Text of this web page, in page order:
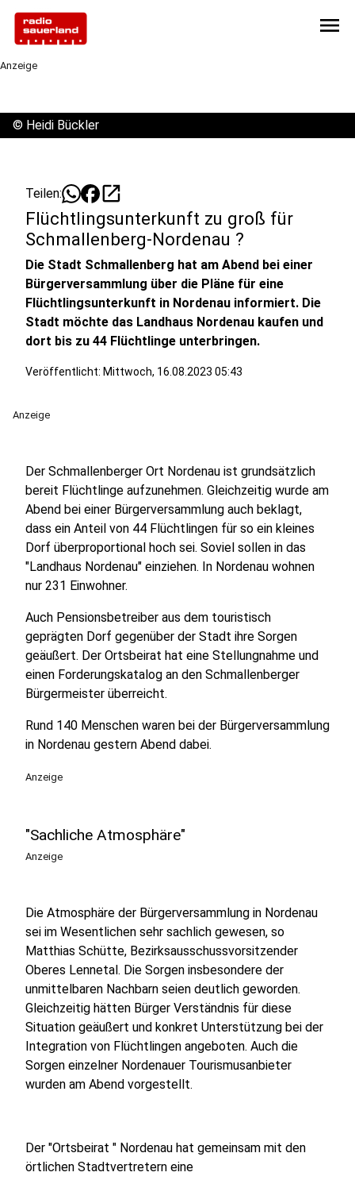
menu
Anzeige
© Heidi Bückler
Teilen: open_in_new
Flüchtlingsunterkunft zu groß für
Schmallenberg-Nordenau ?
Die Stadt Schmallenberg hat am Abend bei einer
Bürgerversammlung über die Pläne für eine
Flüchtlingsunterkunft in Nordenau informiert. Die
Stadt möchte das Landhaus Nordenau kaufen und
dort bis zu 44 Flüchtlinge unterbringen.
Veröffentlicht: Mittwoch, 16.08.2023 05:43
Anzeige
Der Schmallenberger Ort Nordenau ist grundsätzlich
bereit Flüchtlinge aufzunehmen. Gleichzeitig wurde am
Abend bei einer Bürgerversammlung auch beklagt,
dass ein Anteil von 44 Flüchtlingen für so ein kleines
Dorf überproportional hoch sei. Soviel sollen in das
"Landhaus Nordenau" einziehen. In Nordenau wohnen
nur 231 Einwohner.
Auch Pensionsbetreiber aus dem touristisch
geprägten Dorf gegenüber der Stadt ihre Sorgen
geäußert. Der Ortsbeirat hat eine Stellungnahme und
einen Forderungskatalog an den Schmallenberger
Bürgermeister überreicht.
Rund 140 Menschen waren bei der Bürgerversammlung
in Nordenau gestern Abend dabei.
Anzeige
"Sachliche Atmosphäre"
Anzeige
Die Atmosphäre der Bürgerversammlung in Nordenau
sei im Wesentlichen sehr sachlich gewesen, so
Matthias Schütte, Bezirksausschussvorsitzender
Oberes Lennetal. Die Sorgen insbesondere der
unmittelbaren Nachbarn seien deutlich geworden.
Gleichzeitig hätten Bürger Verständnis für diese
Situation geäußert und konkret Unterstützung bei der
Integration von Flüchtlingen angeboten. Auch die
Sorgen einzelner Nordenauer Tourismusanbieter
wurden am Abend vorgestellt.
Der "Ortsbeirat " Nordenau hat gemeinsam mit den
örtlichen Stadtvertretern eine